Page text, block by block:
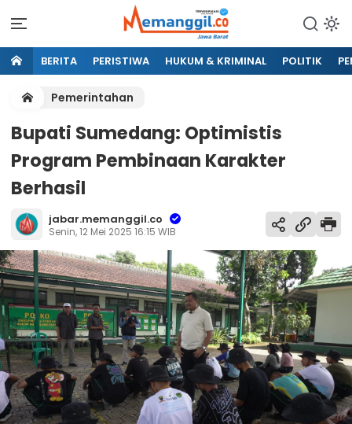
BERITA PERISTIWA HUKUM & KRIMINAL POLITIK
Pemerintahan
Bupati Sumedang: Optimistis
Program Pembinaan Karakter
Berhasil
jabar.memanggil.co
Senin, 12 Mei 2025 16:15 WIB